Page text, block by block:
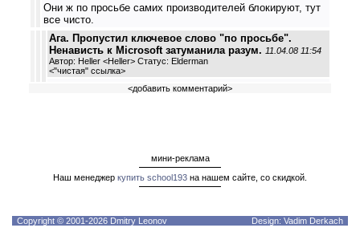
Они ж по просьбе самих производителей блокируют, тут
все чисто.
Ага. Пропустил ключевое слово "по просьбе".
Ненависть к Microsoft затуманила разум. 11.04.08 11:54
Автор: Heller <Heller> Статус: Elderman
<"чистая" ссылка>
<добавить комментарий>
мини-реклама
Наш менеджер купить school193 на нашем сайте, со скидкой.
Copyright © 2001-2026 Dmitry Leonov Design: Vadim Derkach